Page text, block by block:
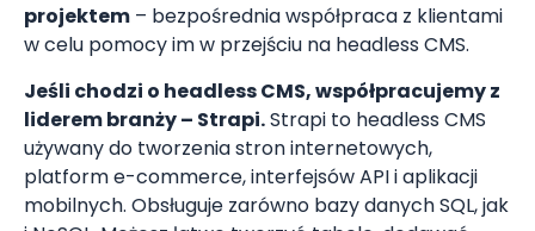
projektem – bezpośrednia współpraca z klientami
w celu pomocy im w przejściu na headless CMS.
Jeśli chodzi o headless CMS, współpracujemy z
liderem branży – Strapi.Strapi to headless CMS
używany do tworzenia stron internetowych,
platform e-commerce, interfejsów API i aplikacji
mobilnych. Obsługuje zarówno bazy danych SQL, jak